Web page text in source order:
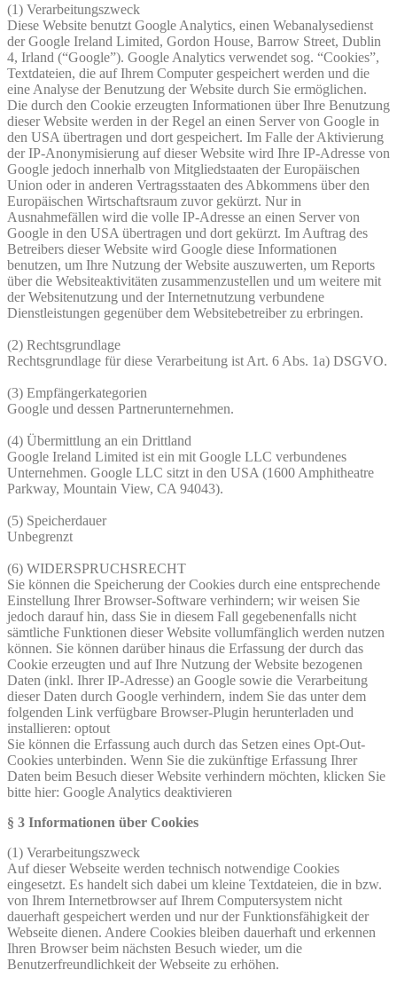
(1) Verarbeitungszweck
Diese Website benutzt Google Analytics, einen Webanalysedienst
der Google Ireland Limited, Gordon House, Barrow Street, Dublin
4, Irland (“Google”). Google Analytics verwendet sog. “Cookies”,
Textdateien, die auf Ihrem Computer gespeichert werden und die
eine Analyse der Benutzung der Website durch Sie ermöglichen.
Die durch den Cookie erzeugten Informationen über Ihre Benutzung
dieser Website werden in der Regel an einen Server von Google in
den USA übertragen und dort gespeichert. Im Falle der Aktivierung
der IP-Anonymisierung auf dieser Website wird Ihre IP-Adresse von
Google jedoch innerhalb von Mitgliedstaaten der Europäischen
Union oder in anderen Vertragsstaaten des Abkommens über den
Europäischen Wirtschaftsraum zuvor gekürzt. Nur in
Ausnahmefällen wird die volle IP-Adresse an einen Server von
Google in den USA übertragen und dort gekürzt. Im Auftrag des
Betreibers dieser Website wird Google diese Informationen
benutzen, um Ihre Nutzung der Website auszuwerten, um Reports
über die Websiteaktivitäten zusammenzustellen und um weitere mit
der Websitenutzung und der Internetnutzung verbundene
Dienstleistungen gegenüber dem Websitebetreiber zu erbringen.
(2) Rechtsgrundlage
Rechtsgrundlage für diese Verarbeitung ist Art. 6 Abs. 1a) DSGVO.
(3) Empfängerkategorien
Google und dessen Partnerunternehmen.
(4) Übermittlung an ein Drittland
Google Ireland Limited ist ein mit Google LLC verbundenes
Unternehmen. Google LLC sitzt in den USA (1600 Amphitheatre
Parkway, Mountain View, CA 94043).
(5) Speicherdauer
Unbegrenzt
(6) WIDERSPRUCHSRECHT
Sie können die Speicherung der Cookies durch eine entsprechende
Einstellung Ihrer Browser-Software verhindern; wir weisen Sie
jedoch darauf hin, dass Sie in diesem Fall gegebenenfalls nicht
sämtliche Funktionen dieser Website vollumfänglich werden nutzen
können. Sie können darüber hinaus die Erfassung der durch das
Cookie erzeugten und auf Ihre Nutzung der Website bezogenen
Daten (inkl. Ihrer IP-Adresse) an Google sowie die Verarbeitung
dieser Daten durch Google verhindern, indem Sie das unter dem
folgenden Link verfügbare Browser-Plugin herunterladen und
installieren: optout
Sie können die Erfassung auch durch das Setzen eines Opt-Out-
Cookies unterbinden. Wenn Sie die zukünftige Erfassung Ihrer
Daten beim Besuch dieser Website verhindern möchten, klicken Sie
bitte hier: Google Analytics deaktivieren
§ 3 Informationen über Cookies
(1) Verarbeitungszweck
Auf dieser Webseite werden technisch notwendige Cookies
eingesetzt. Es handelt sich dabei um kleine Textdateien, die in bzw.
von Ihrem Internetbrowser auf Ihrem Computersystem nicht
dauerhaft gespeichert werden und nur der Funktionsfähigkeit der
Webseite dienen. Andere Cookies bleiben dauerhaft und erkennen
Ihren Browser beim nächsten Besuch wieder, um die
Benutzerfreundlichkeit der Webseite zu erhöhen.